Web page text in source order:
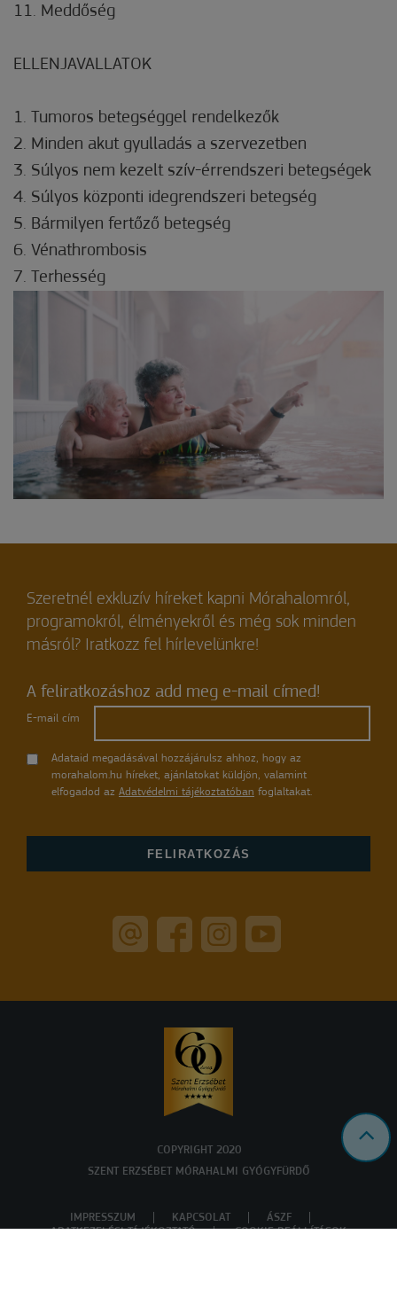
11. Meddőség
ELLENJAVALLATOK
1. Tumoros betegséggel rendelkezők
2. Minden akut gyulladás a szervezetben
3. Súlyos nem kezelt szív-érrendszeri betegségek
4. Súlyos központi idegrendszeri betegség
5. Bármilyen fertőző betegség
6. Vénathrombosis
7. Terhesség
Szeretnél exkluzív híreket kapni Mórahalomról,
programokról, élményekről és még sok minden
másról? Iratkozz fel hírlevelünkre!
A feliratkozáshoz add meg e-mail címed!
E-mail cím
Adataid megadásával hozzájárulsz ahhoz, hogy az
morahalom.hu híreket, ajánlatokat küldjön, valamint
elfogadod az Adatvédelmi tájékoztatóban foglaltakat.
COPYRIGHT 2020
SZENT ERZSÉBET MÓRAHALMI GYÓGYFÜRDŐ
IMPRESSZUM KAPCSOLAT
ÁSZF
ADATKEZELÉSI TÁJÉKOZTATÓ
COOKIE BEÁLLÍTÁSOK